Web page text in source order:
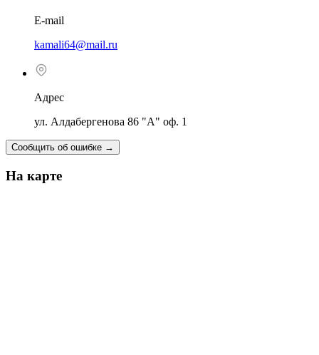
E-mail
kamali64@mail.ru
Адрес
ул. Алдабергенова 86 "А" оф. 1
Сообщить об ошибке →
На карте